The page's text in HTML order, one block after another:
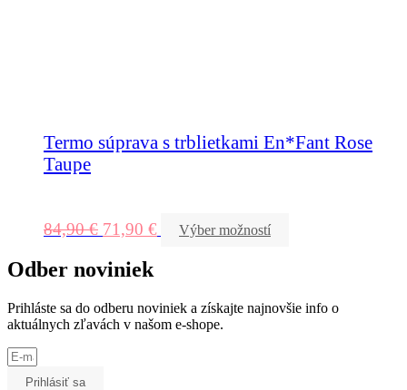
Termo súprava s trblietkami En*Fant Rose
Taupe
84,90€ 71,90 € Výber možností
Odber noviniek
Prihláste sa do odberu noviniek a získajte najnovšie info o
aktuálnych zľavách v našom e-shope.
Prihlásiť sa